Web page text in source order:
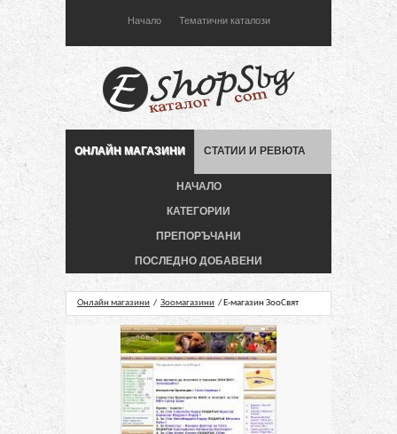
Начало Тематични каталози
ОНЛАЙН МАГАЗИНИ СТАТИИ И РЕВЮТА
НАЧАЛО
КАТЕГОРИИ
ПРЕПОРЪЧАНИ
ПОСЛЕДНО ДОБАВЕНИ
Онлайн магазини / Зоомагазини / Е-магазин ЗооСвят